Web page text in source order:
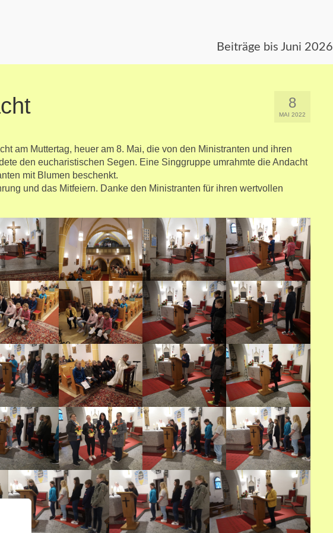
Beiträge bis Juni 2026
8
MAI 2022
am Muttertag, heuer am 8. Mai, die von den Ministranten und ihren
den eucharistischen Segen. Eine Singgruppe umrahmte die Andacht
mit Blumen beschenkt.
und das Mitfeiern. Danke den Ministranten für ihren wertvollen